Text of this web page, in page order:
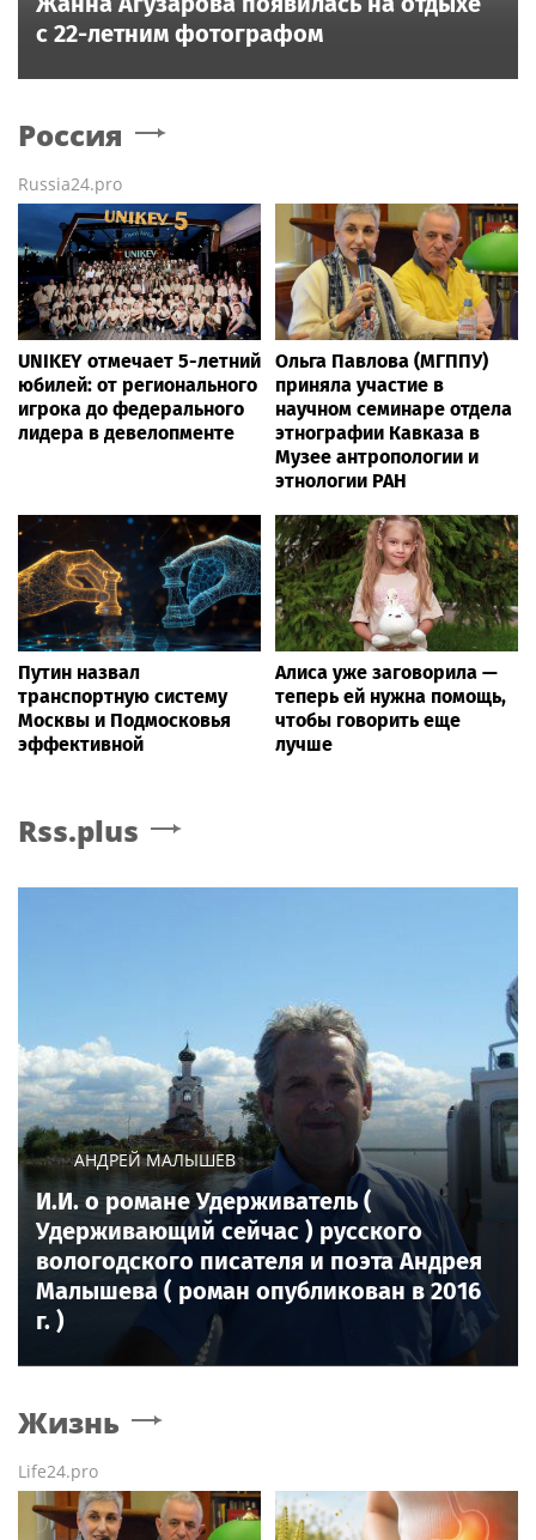
с 22-летним фотографом
Россия
Russia24.pro
UNIKEY отмечает 5-летний
юбилей: от регионального
игрока до федерального
лидера в девелопменте
Ольга Павлова (МГППУ)
приняла участие в
научном семинаре отдела
этнографии Кавказа в
Музее антропологии и
этнологии РАН
Путин назвал
транспортную систему
Москвы и Подмосковья
эффективной
Алиса уже заговорила —
теперь ей нужна помощь,
чтобы говорить еще
лучше
Rss.plus
АНДРЕЙ МАЛЫШЕВ
И.И. о романе Удерживатель (
Удерживающий сейчас ) русского
вологодского писателя и поэта Андрея
Малышева ( роман опубликован в 2016
г. )
Жизнь
Life24.pro